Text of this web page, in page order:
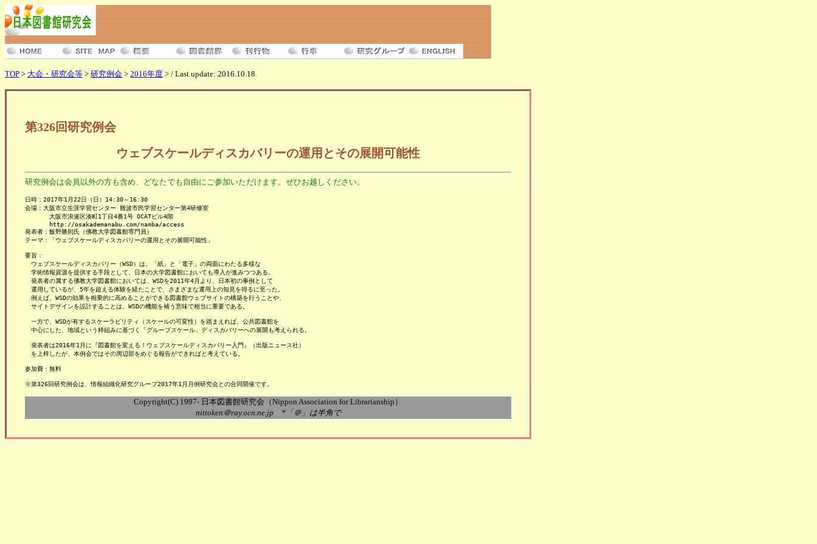
TOP > 大会・研究会等 > 研究例会 > 2016年度 > / Last update: 2016.10.18
第326回研究例会
ウェブスケールディスカバリーの運用とその展開可能性
研究例会は会員以外の方も含め、どなたでも自由にご参加いただけます。ぜひお越しください。
日時：2017年1月22日（日）14:30～16:30
会場：大阪市立生涯学習センター 難波市民学習センター第4研修室
大阪市浪速区湊町1丁目4番1号 OCATビル4階
http://osakademanabu.com/namba/access
発表者：飯野勝則氏（佛教大学図書館専門員）
テーマ：「ウェブスケールディスカバリーの運用とその展開可能性」
要旨：
ウェブスケールディスカバリー（WSD）は、「紙」と「電子」の両面にわたる多様な
学術情報資源を提供する手段として、日本の大学図書館においても導入が進みつつある。
発表者の属する佛教大学図書館においては、WSDを2011年4月より、日本初の事例として
運用しているが、5年を超える体験を経たことで、さまざまな運用上の知見を得るに至った。
例えば、WSDの効果を相乗的に高めることができる図書館ウェブサイトの構築を行うことや、
サイトデザインを設計することは、WSDの機能を補う意味で相当に重要である。
一方で、WSDが有するスケーラビリティ（スケールの可変性）を踏まえれば、公共図書館を
中心にした、地域という枠組みに基づく「グループスケール」ディスカバリーへの展開も考えられる。
発表者は2016年1月に『図書館を変える！ウェブスケールディスカバリー入門』（出版ニュース社）
を上梓したが、本例会ではその周辺部をめぐる報告ができればと考えている。
参加費：無料
Copyright(C) 1997- 日本図書館研究会（Nippon Association for Librarianship）
nittoken＠ray.ocn.ne.jp *「＠」は半角で